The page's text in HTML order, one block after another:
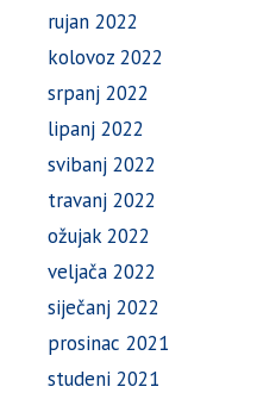
rujan 2022
kolovoz 2022
srpanj 2022
lipanj 2022
svibanj 2022
travanj 2022
ožujak 2022
veljača 2022
siječanj 2022
prosinac 2021
studeni 2021